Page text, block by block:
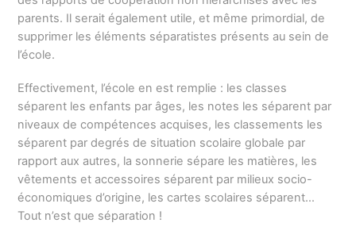
parents. Il serait également utile, et même primordial, de
supprimer les éléments séparatistes présents au sein de
l’école.
Effectivement, l’école en est remplie : les classes
séparent les enfants par âges, les notes les séparent par
niveaux de compétences acquises, les classements les
séparent par degrés de situation scolaire globale par
rapport aux autres, la sonnerie sépare les matières, les
vêtements et accessoires séparent par milieux socio-
économiques d’origine, les cartes scolaires séparent…
Tout n’est que séparation !